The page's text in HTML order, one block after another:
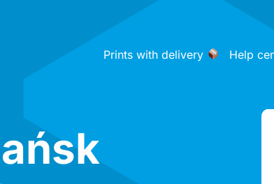
Prints with delivery Help